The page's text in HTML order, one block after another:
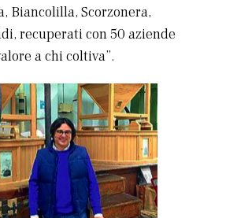
Biancolilla, Scorzonera,
recuperati con 50 aziende
a chi coltiva”.